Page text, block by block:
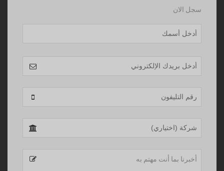
سجل الان
Email
Address
*